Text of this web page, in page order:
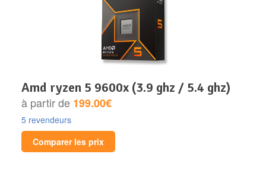
amd ryzen 5 9600x (3.9 ghz / 5.4 ghz)
à partir de 199.00€
5 revendeurs
Comparer les prix